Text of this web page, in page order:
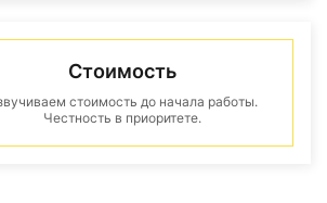
Стоимость
стоимость до начала работы.
Честность в приоритете.